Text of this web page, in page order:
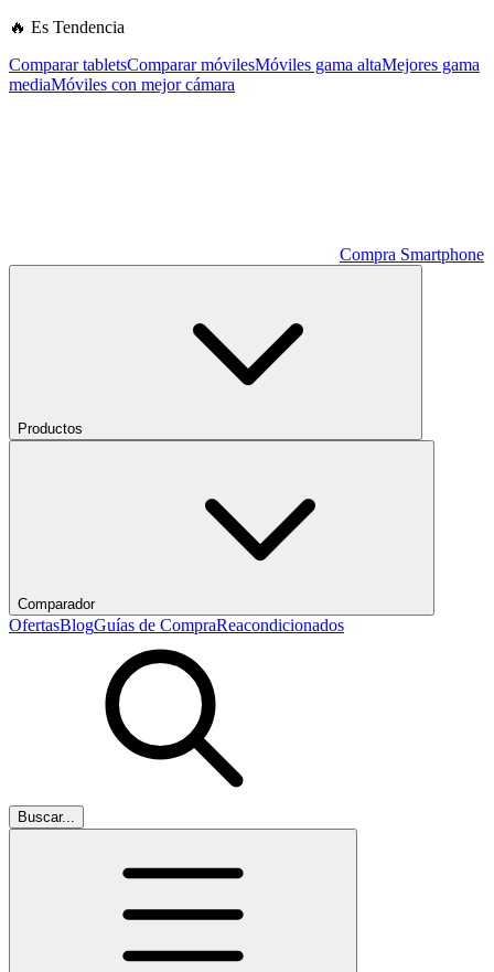
🔥 Es Tendencia
Comparar tabletsComparar móvilesMóviles gama altaMejores gama
mediaMóviles con mejor cámara
Compra Smartphone
Productos
Comparador
OfertasBlogGuías de CompraReacondicionados
Buscar...